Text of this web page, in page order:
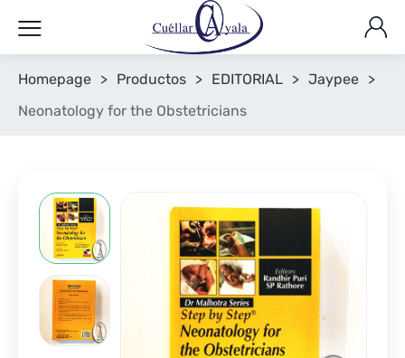
Homepage > Productos > EDITORIAL > Jaypee >
Neonatology for the Obstetricians